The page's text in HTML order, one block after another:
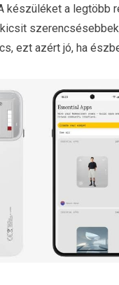
készüléket a legtöbb
ezt azért jó, ha